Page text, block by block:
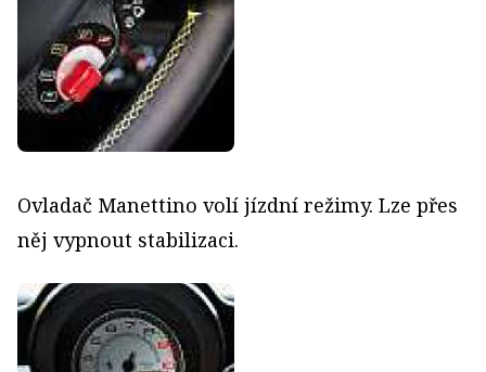
Ovladač Manettino volí jízdní režimy. Lze přes
něj vypnout stabilizaci.